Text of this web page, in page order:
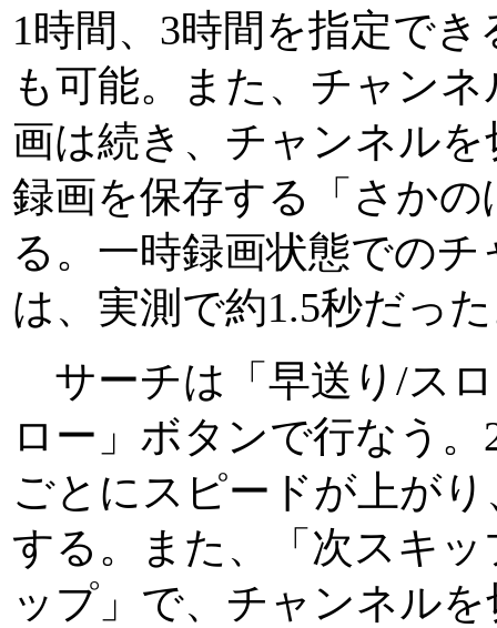
1時間、3時間を指定で
も可能。また、チャン
画は続き、チャンネル
録画を保存する「さか
る。一時録画状態での
は、実測で約1.5秒だっ
サーチは「早送り/ス
ロー」ボタンで行なう
ごとにスピードが上が
する。また、「次スキ
ップ」で、チャンネル